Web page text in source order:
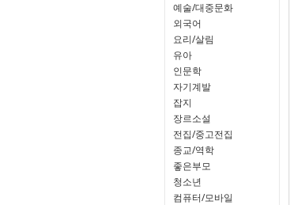
예술/대중문화
외국어
요리/살림
유아
인문학
자기계발
잡지
장르소설
전집/중고전집
종교/역학
좋은부모
청소년
컴퓨터/모바일